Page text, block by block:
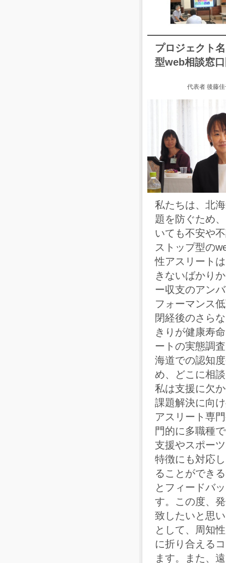
プロジェクト
型web相談窓
代表者 後藤
私たちは、北
題を防ぐため
いても不安や
ストップ型の
性アスリート
きないばかり
ー収支のアン
フォーマンス
閉経後のさら
きりが健康寿
ートの実態調
海道での認知
め、どこに相
私は支援に欠
課題解決に向
アスリート専
門的に多職種
支援やスポー
特徴にも対応
ることができ
とフィードバ
す。この度、
致したいと思
として、周知
に折り合える
ます。また、